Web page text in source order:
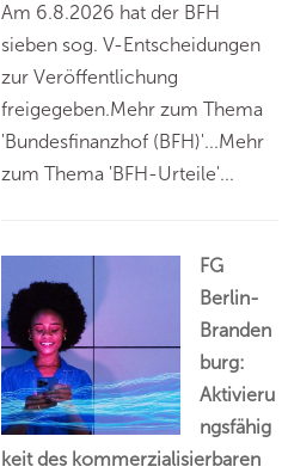
Am 6.8.2026 hat der BFH
sieben sog. V-Entscheidungen
zur Veröffentlichung
freigegeben.Mehr zum Thema
'Bundesfinanzhof (BFH)'...Mehr
zum Thema 'BFH-Urteile'...
FG
Berlin-
Branden
burg:
Aktivieru
ngsfähig
keit des kommerzialisierbaren